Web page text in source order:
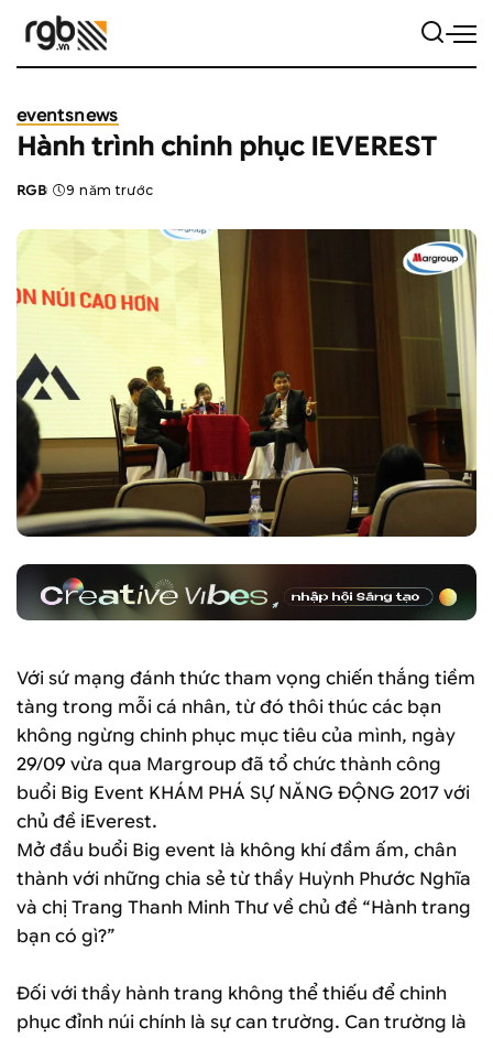
eventsnews
Hành trình chinh phục IEVEREST
Posted
RGB 9 năm trước
Với sứ mạng đánh thức tham vọng chiến thắng tiềm
tàng trong mỗi cá nhân, từ đó thôi thúc các bạn
không ngừng chinh phục mục tiêu của mình, ngày
29/09 vừa qua Margroup đã tổ chức thành công
buổi Big Event KHÁM PHÁ SỰ NĂNG ĐỘNG 2017 với
chủ đề iEverest.
Mở đầu buổi Big event là không khí đầm ấm, chân
thành với những chia sẻ từ thầy Huỳnh Phước Nghĩa
và chị Trang Thanh Minh Thư về chủ đề “Hành trang
bạn có gì?”
Đối với thầy hành trang không thể thiếu để chinh
phục đỉnh núi chính là sự can trường. Can trường là